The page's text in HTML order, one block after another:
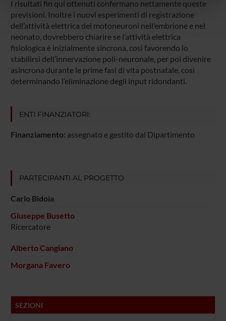
pubblicità e social media, i quali potrebbero combinarle
con altre informazioni che hai fornito loro o che hanno
raccolto dal tuo utilizzo dei loro servizi.
I risultati fin qui ottenuti confermano nettamente queste
previsioni. Inoltre i nuovi esperimenti di registrazione
dell’attività elettrica dei motoneuroni nell’embrione e nel
neonato, dovrebbero chiarire se l’attività elettrica
fisiologica è inizialmente sincrona, così favorendo lo
stabilirsi dell’innervazione poli-neuronale, per poi divenire
asincrona durante le prime fasi di vita postnatale, così
determinando l’eliminazione degli input ridondanti.
ENTI FINANZIATORI:
Finanziamento: assegnato e gestito dal Dipartimento
PARTECIPANTI AL PROGETTO
Carlo Bidoia
Giuseppe Busetto
Ricercatore
Alberto Cangiano
Morgana Favero
SEZIONI